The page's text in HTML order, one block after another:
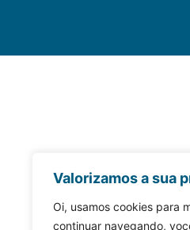
Valorizamos a sua
Oi, usamos cookies para
continuar navegando,